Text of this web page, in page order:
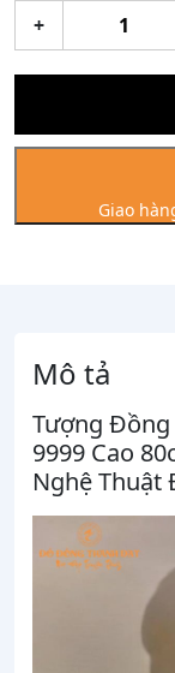
Tượng
đồng
Bác
bán
vàng
lượng
+
Giao
Mô tả
Tượng Đồng
9999 Cao
Nghệ Thuật